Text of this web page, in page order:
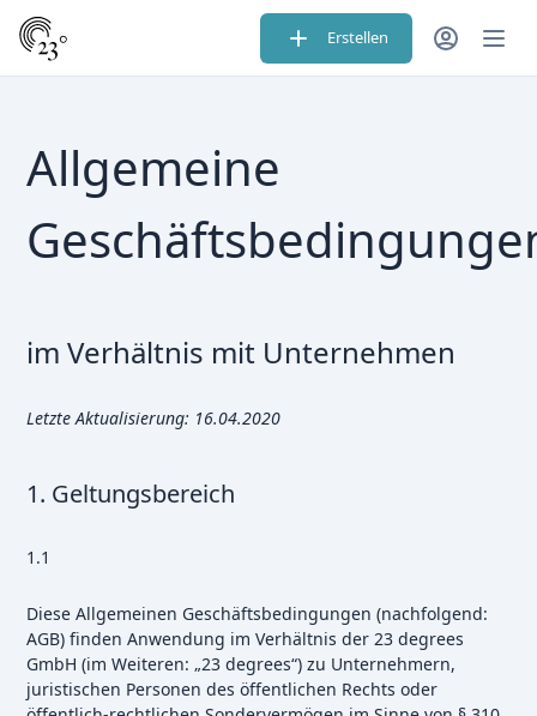
Erstellen
Allgemeine
im Verhältnis mit Unternehmen
Letzte Aktualisierung: 16.04.2020
1. Geltungsbereich
1.1
Diese Allgemeinen Geschäftsbedingungen (nachfolgend:
AGB) finden Anwendung im Verhältnis der 23 degrees
GmbH (im Weiteren: „23 degrees“) zu Unternehmern,
juristischen Personen des öffentlichen Rechts oder